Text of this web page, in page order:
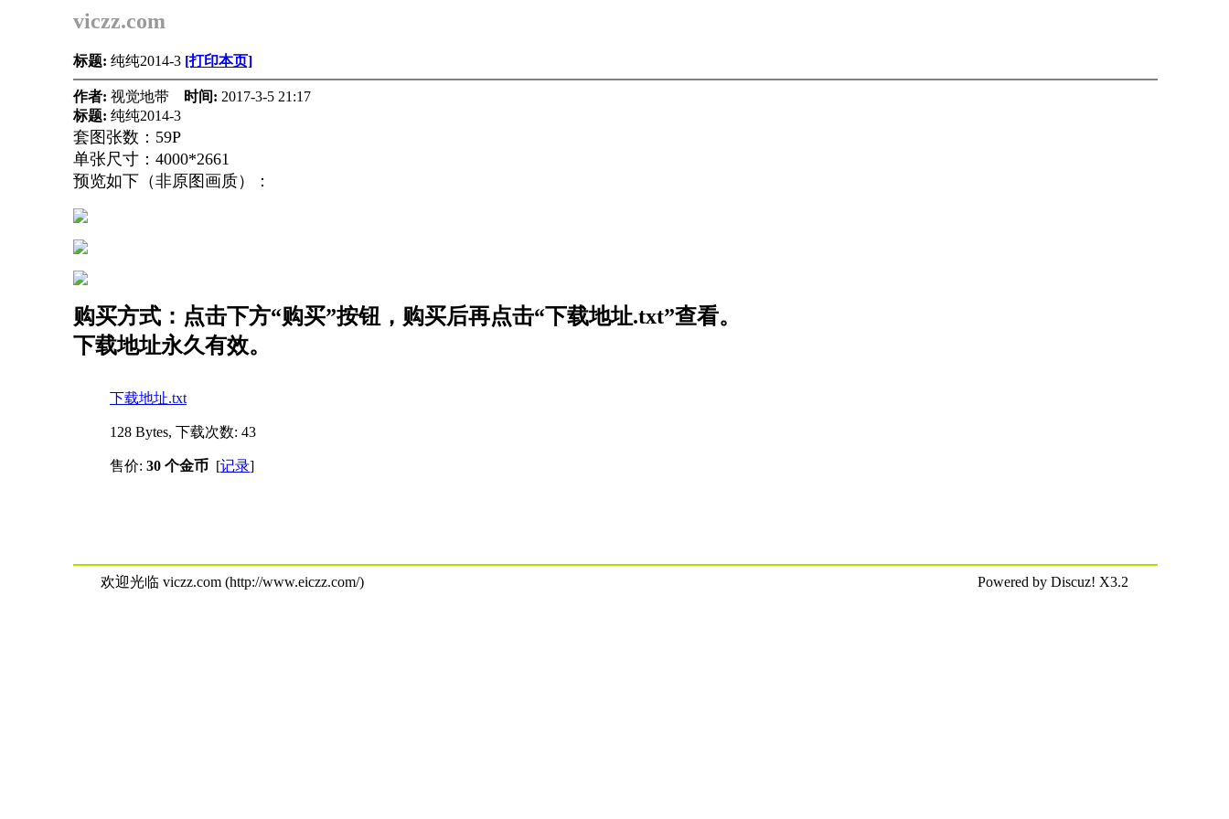
viczz.com
标题: 纯纯2014-3 [打印本页]
作者: 视觉地带 时间: 2017-3-5 21:17
标题: 纯纯2014-3
套图张数：59P
单张尺寸：4000*2661
预览如下（非原图画质）：
购买方式：点击下方“购买”按钮，购买后再点击“下载地址.txt”查看。
下载地址永久有效。
下载地址.txt
128 Bytes, 下载次数: 43
售价: 30 个金币 [记录]
欢迎光临 viczz.com (http://www.eiczz.com/) Powered by Discuz! X3.2